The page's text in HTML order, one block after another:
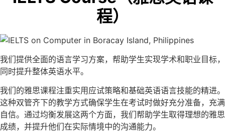
程）
我们提供全面的语言学习方案，帮助学生实现学术和职业目标，
同时提升整体英语水平。
我们的雅思课程注重实用应试策略和基础英语语言技能的精进。
这种双管齐下的教学方式确保学生在考试时做好充分准备，充满
自信。通过均衡发展这两个方面，我们帮助学生取得理想的雅思
成绩，并提升他们在实际情境中的沟通能力。